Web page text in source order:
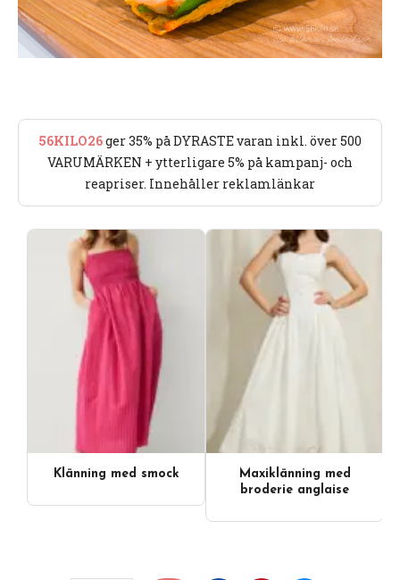
56KILO26ger 35% på DYRASTE varan inkl. över 500
VARUMÄRKEN + ytterligare 5% på kampanj- och
reapriser. Innehåller reklamlänkar
Klänning med smock
Maxiklänning med
broderie anglaise